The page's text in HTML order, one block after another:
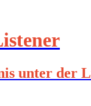
unter der